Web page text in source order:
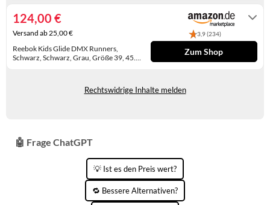
SCHUHZUBEHÖR
STIEFELETTEN
WINTERSCHUHE
Reebok Kids Glide DMX Runners,
Schwarz, Schwarz, Grau, Größe 39, 45.5
3,9 (234)
124,00 €
Versand ab 25,00 €
Zum Shop
Rechtswidrige Inhalte melden
🤖 Frage ChatGPT
💡 Ist es den Preis wert?
🔁 Bessere Alternativen?